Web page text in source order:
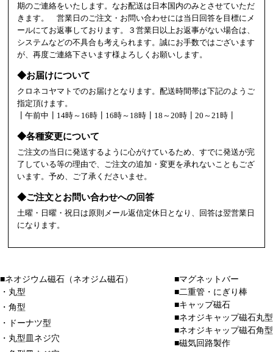
期のご連絡をいたします。なお配送は日本国内のみとさせていただ
きます。 営業日のご注文・お問い合わせには当日回答を目標にメ
ールにてお返事しております。３営業日以上お返事がない場合は、
システムなどの不具合も考えられます。誠にお手数ではございます
が、再度ご連絡下さいます様よろしくお願いします。
◆お届けについて
クロネコヤマトでのお届けとなります。配送時間帯は下記のようご
指定頂けます。
┃午前中┃14時～16時┃16時～18時┃18～20時┃20～21時┃
◆各種変更について
ご注文の当日に発送するように心がけているため、すでに発送が完
了している等の理由で、ご注文の追加・変更を承れないこともござ
います。予め、ご了承くださいませ。
◆ご注文とお問い合わせへの回答
土曜・日曜・祝日は原則メール返信定休日となり、回答は翌営業日
になります。
■ネオジウム磁石（ネオジム磁石）
・丸型
・角型
・ドーナツ型
・丸型皿ネジ穴
■マグネットバー
■二重管・にぎり棒
■キャップ磁石
■ネオジキャップ磁石丸型
■ネオジキャップ磁石角型
■磁気回路製作